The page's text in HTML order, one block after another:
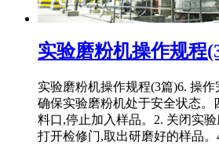
实验磨粉机操作规程
实验磨粉机操作规程(3篇)6. 操
确保实验磨粉机处于安全状态。
料口,停止加入样品。2. 关闭实
打开检修门,取出研磨好的样品。